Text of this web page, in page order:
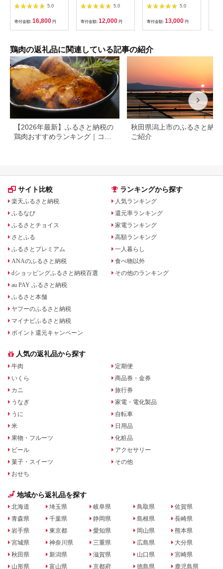
ット【配送不可地域：
5.0
寄付金額: 16,800 円
計2.5kg(250g×10P)
5.0
寄付金額: 12,000 円
産 300g×各5袋 計3kg
[さくら産業 宮崎県 日
向市 452060791] ぶ
つ切り 国産 鶏 もも肉
モモ肉 むね肉 ムネ肉
パック
5.0
寄付金額: 13,000 円
鶏肉の返礼品に関連している記事の紹介
【2026年最新】ふるさと納税の
鶏肉おすすめランキング｜コス
秋田県潟上市のふるさと納税
ご紹介
サイト比較
楽天ふるさと納税
ふるなび
ふるさとチョイス
さとふる
ふるさとプレミアム
ANAのふるさと納税
dショッピングふるさと納税百選
au PAY ふるさと納税
ふるさと本舗
ヤフーのふるさと納税
マイナビふるさと納税
ポイント還元キャンペーン
ランキングから探す
人気ランキング
還元率ランキング
家電ランキング
高額ランキング
一人暮らし
食べ物以外
その他のランキング
人気の返礼品から探す
牛肉
いくら
カニ
うなぎ
うに
米
果物・フルーツ
ビール
菓子・スイーツ
おせち
定期便
商品券・金券
旅行券
家電・電化製品
自転車
日用品
化粧品
アクセサリー
その他
地域から返礼品を探す
北海道
青森県
岩手県
宮城県
秋田県
山形県
埼玉県
千葉県
東京都
神奈川県
新潟県
富山県
岐阜県
静岡県
愛知県
三重県
滋賀県
京都府
鳥取県
島根県
岡山県
広島県
山口県
徳島県
佐賀県
長崎県
熊本県
大分県
宮崎県
鹿児島県